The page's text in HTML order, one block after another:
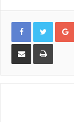
Share
Email
Print